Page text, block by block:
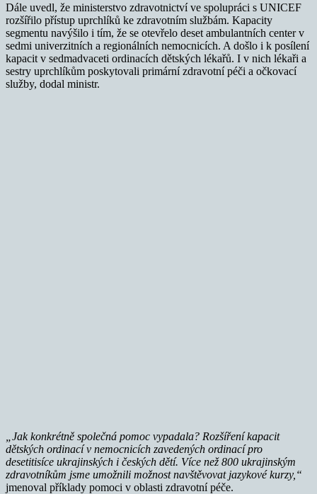
Dále uvedl, že ministerstvo zdravotnictví ve spolupráci s UNICEF
rozšířilo přístup uprchlíků ke zdravotním službám. Kapacity
segmentu navýšilo i tím, že se otevřelo deset ambulantních center v
sedmi univerzitních a regionálních nemocnicích. A došlo i k posílení
kapacit v sedmadvaceti ordinacích dětských lékařů. I v nich lékaři a
sestry uprchlíkům poskytovali primární zdravotní péči a očkovací
služby, dodal ministr.
„Jak konkrétně společná pomoc vypadala? Rozšíření kapacit
dětských ordinací v nemocnicích zavedených ordinací pro
desetitisíce ukrajinských i českých dětí. Více než 800 ukrajinským
zdravotníkům jsme umožnili možnost navštěvovat jazykové kurzy,“
jmenoval příklady pomoci v oblasti zdravotní péče.